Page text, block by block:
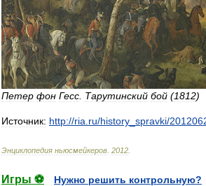
Петер фон Гесс Тарутинский бой (1812)
Источник: http://ria ru/history spravki/
Энциклопедия ньюсмейкеров 2012
Игры ⚽
Нужно решить контрольную?